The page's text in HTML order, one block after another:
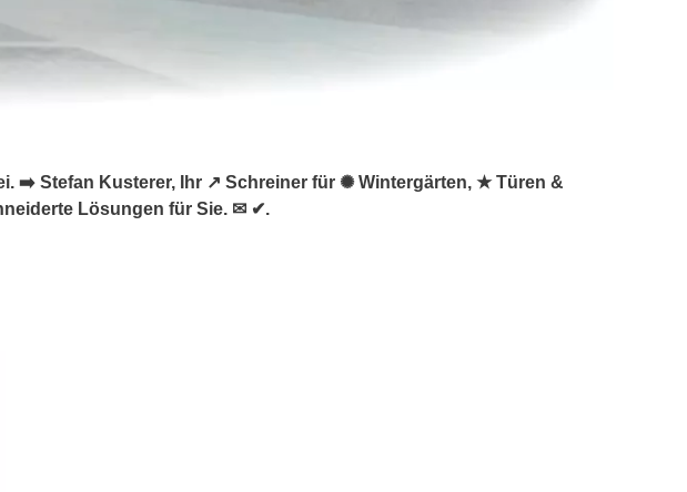
➡️ Stefan Kusterer, Ihr ↗️ Schreiner für ✺ Wintergärten, ★ Türen &
Lösungen für Sie. ✉ ✔.